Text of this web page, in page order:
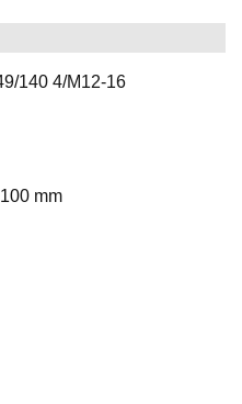
140 4/M12-16
mm